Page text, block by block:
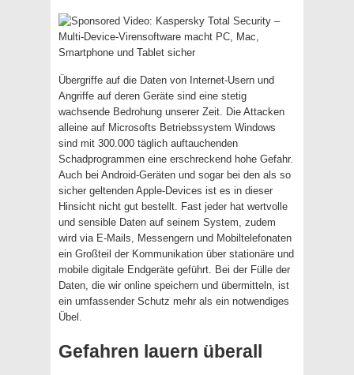
Übergriffe auf die Daten von Internet-Usern und
Angriffe auf deren Geräte sind eine stetig
wachsende Bedrohung unserer Zeit. Die Attacken
alleine auf Microsofts Betriebssystem Windows
sind mit 300.000 täglich auftauchenden
Schadprogrammen eine erschreckend hohe Gefahr.
Auch bei Android-Geräten und sogar bei den als so
sicher geltenden Apple-Devices ist es in dieser
Hinsicht nicht gut bestellt. Fast jeder hat wertvolle
und sensible Daten auf seinem System, zudem
wird via E-Mails, Messengern und Mobiltelefonaten
ein Großteil der Kommunikation über stationäre und
mobile digitale Endgeräte geführt. Bei der Fülle der
Daten, die wir online speichern und übermitteln, ist
ein umfassender Schutz mehr als ein notwendiges
Übel.
Gefahren lauern überall